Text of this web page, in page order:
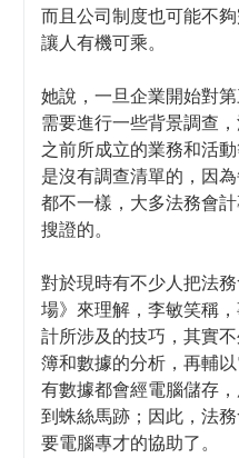
而且公司制度也可能不
讓人有機可乘。
她說，一旦企業開始對
需要進行一些背景調查
之前所成立的業務和活
是沒有調查清單的，因
都不一樣，大多法務會
搜證的。
對於現時有不少人把法
場》來理解，李敏笑稱
計所涉及的技巧，其實
簿和數據的分析，再輔
有數據都會經電腦儲存
到蛛絲馬跡；因此，法
要電腦專才的協助了。